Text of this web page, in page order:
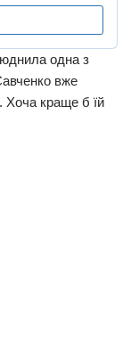
одна з
вже
Хоча краще б їй